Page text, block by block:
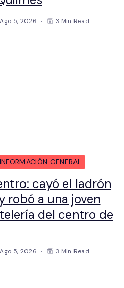
Ago 5, 2026 3 Min Read
INFORMACIÓN GENERAL
cayó el ladrón
robó a una joven
del centro de
Ago 5, 2026 3 Min Read